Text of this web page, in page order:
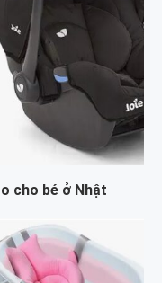
cho bé ở Nhật